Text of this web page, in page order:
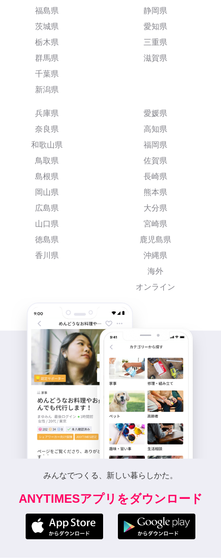
福島県
茨城県
栃木県
群馬県
千葉県
新潟県
静岡県
愛知県
三重県
滋賀県
兵庫県
奈良県
和歌山県
鳥取県
島根県
岡山県
広島県
山口県
徳島県
香川県
愛媛県
高知県
福岡県
佐賀県
長崎県
熊本県
大分県
宮崎県
鹿児島県
沖縄県
海外
オンライン
みんなでつくる、新しい暮らしかた。
ANYTIMESアプリをダウンロード